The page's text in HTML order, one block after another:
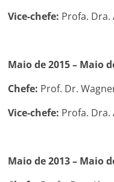
Vice-chefe: Profa. Dra.
Maio de 2015 – Maio
Chefe: Prof. Dr.
Vice-chefe: Profa. Dra.
Maio de 2013 – Maio